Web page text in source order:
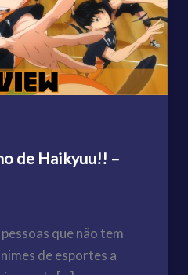
de Haikyuu!! –
que não tem
de esportes a